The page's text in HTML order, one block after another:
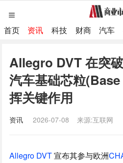
首页 资讯 科技 财商 汽车
Allegro DVT 在突
汽车基础芯粒
挥关键作用
资讯 2026-07-08 来源:互联网
Allegro DVT宣布其参与欧洲